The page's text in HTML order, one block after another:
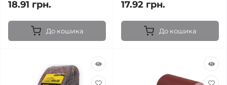
18.91 грн.
До кошика
17.92 грн.
До кошика